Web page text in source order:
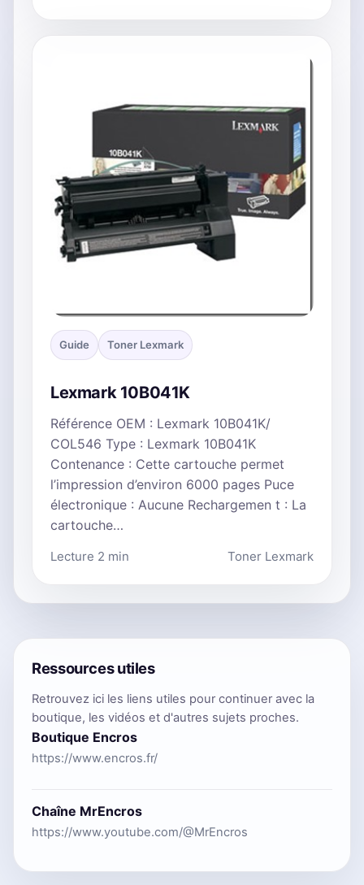
Guide Toner Lexmark
Lexmark 10B041K
Référence OEM : Lexmark 10B041K/
COL546 Type : Lexmark 10B041K
Contenance : Cette cartouche permet
l’impression d’environ 6000 pages Puce
électronique : Aucune Rechargemen t : La
cartouche…
Lecture 2 min Toner Lexmark
Ressources utiles
Retrouvez ici les liens utiles pour continuer avec la
boutique, les vidéos et d'autres sujets proches.
Boutique Encros
https://www.encros.fr/
Chaîne MrEncros
https://www.youtube.com/@MrEncros